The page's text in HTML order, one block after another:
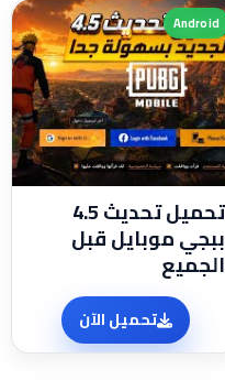
Android
تحميل تحديث 4.5
ببجي موبايل قبل
الجميع
تحميل الآن